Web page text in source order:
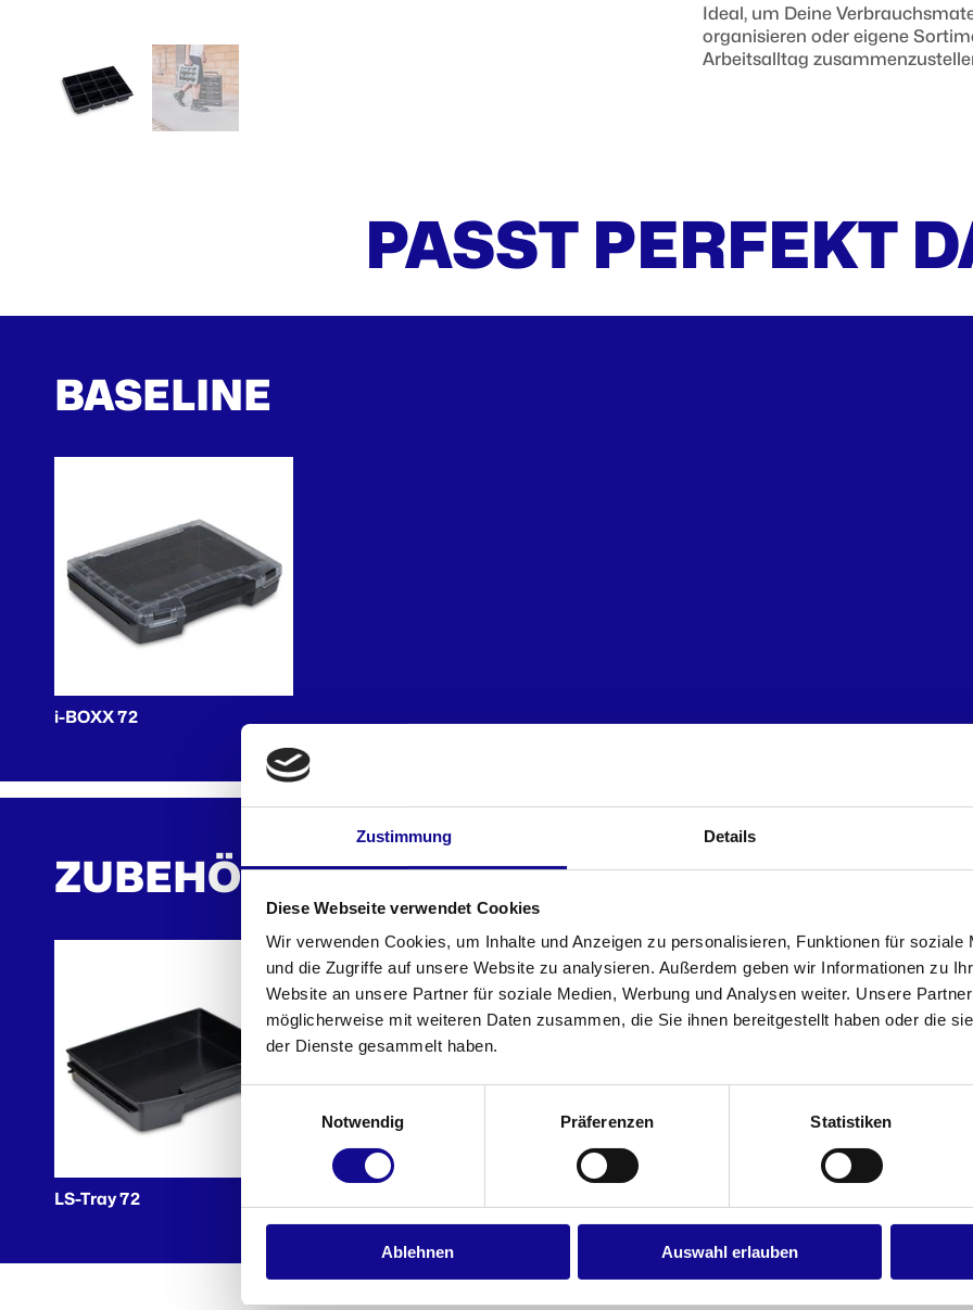
Zustimmung Details
Diese Webseite verwendet Cookies
Wir verwenden Cookies, um Inhalte und Anzeigen zu personalisieren, Funktionen für soziale
und die Zugriffe auf unsere Website zu analysieren. Außerdem geben wir Informationen zu
Website an unsere Partner für soziale Medien, Werbung und Analysen weiter. Unsere
möglicherweise mit weiteren Daten zusammen, die Sie ihnen bereitgestellt haben oder die
der Dienste gesammelt haben.
Einwilligungsauswahl
Notwendig
Präferenzen Statistiken
Ablehnen Auswahl erlauben
Ideal, um Deine
organisieren oder eigene
Arbeitsalltag
PASST PERFEKT
BASELINE
i-BOXX 72
ZUBEHÖR
LS-Tray 72